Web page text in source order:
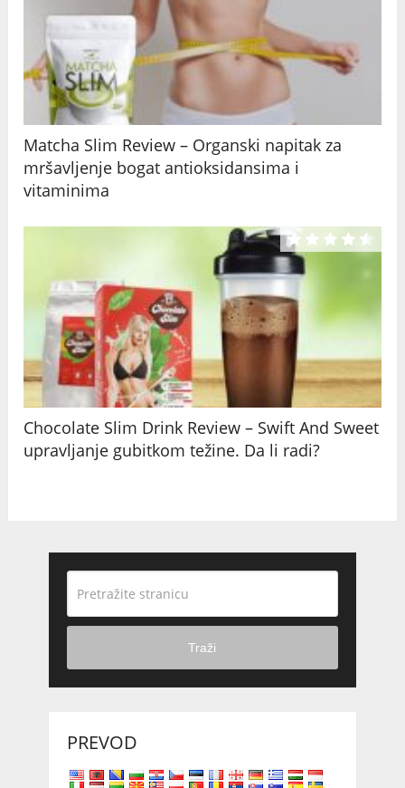
Matcha Slim Review – Organski napitak za
mršavljenje bogat antioksidansima i
vitaminima
Chocolate Slim Drink Review – Swift And Sweet
upravljanje gubitkom težine. Da li radi?
Traži
PREVOD